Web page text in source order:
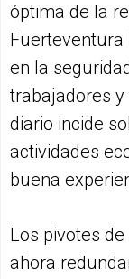
óptima de la
Fuerteventura
en la
trabajadores
diario incide
actividades
buena
Los pivotes
ahora